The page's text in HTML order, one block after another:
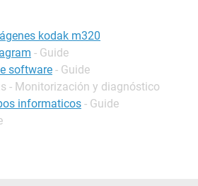
kodak m320
- Guide
software - Guide
- Monitorización y diagnóstico
informaticos - Guide